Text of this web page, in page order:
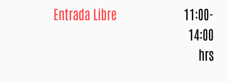
Entrada Libre
11:00-
14:00
hrs